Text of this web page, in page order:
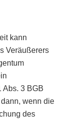
kann
Veräußerers
Abs. 3 BGB
wenn die
des